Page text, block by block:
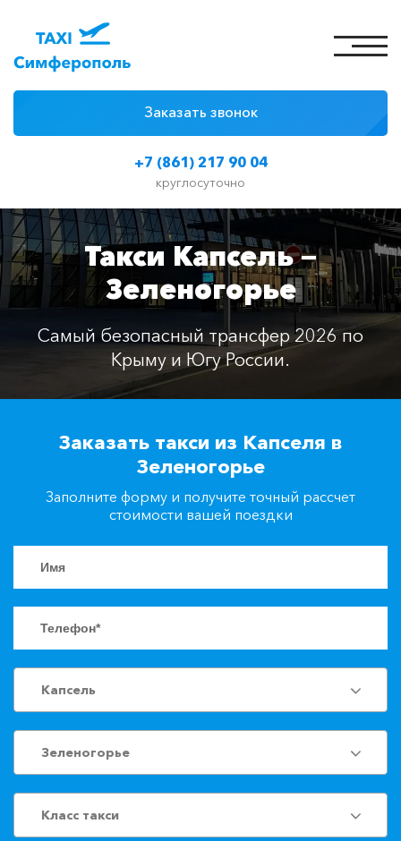
+7 (861) 217 90 04
круглосуточно
Заказать звонок
Цены на такси
Классы автомобилей
Отзывы
Контакты
Заказать такси
Такси Капсель —
Зеленогорье
Самый безопасный трансфер 2026 по
Крыму и Югу России.
Заказать такси из Капселя в
Зеленогорье
Заполните форму и получите точный рассчет
стоимости вашей поездки
Капсель
Зеленогорье
Класс такси